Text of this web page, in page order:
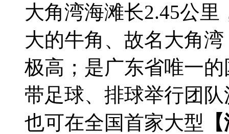
大角湾海滩长2.45公
大的牛角、故名大角
极高；是广东省唯一
带足球、排球举行团
也可在全国首家大型